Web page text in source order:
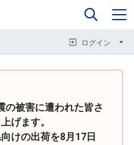
ログイン
0
被害に遭われた皆さ
げます。
けの出荷を8月17日